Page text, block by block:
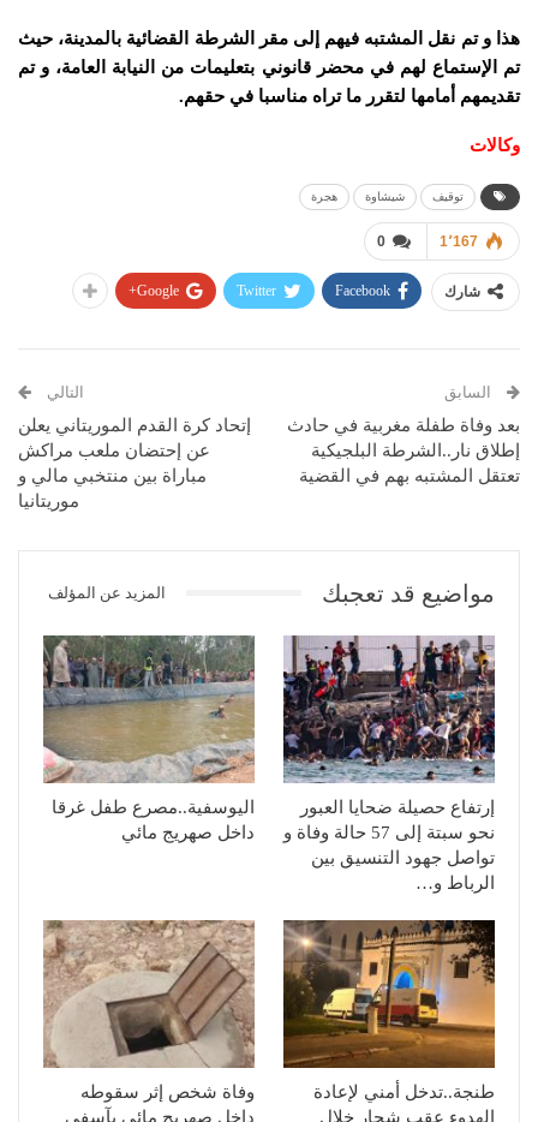
هذا و تم نقل المشتبه فيهم إلى مقر الشرطة القضائية بالمدينة، حيث
تم الإستماع لهم في محضر قانوني بتعليمات من النيابة العامة، و تم
تقديمهم أمامها لتقرر ما تراه مناسبا في حقهم.
وكالات
توقيف شيشاوة هجرة
0 1٬167
شارك Facebook
Twitter
Google+
السابق
بعد وفاة طفلة مغربية في حادث
إطلاق نار..الشرطة البلجيكية
تعتقل المشتبه بهم في القضية
التالي
إتحاد كرة القدم الموريتاني يعلن
عن إحتضان ملعب مراكش
مباراة بين منتخبي مالي و
موريتانيا
مواضيع قد تعجبك المزيد عن المؤلف
إرتفاع حصيلة ضحايا العبور
نحو سبتة إلى 57 حالة وفاة و
تواصل جهود التنسيق بين
الرباط و…
اليوسفية..مصرع طفل غرقا
داخل صهريج مائي
طنجة..تدخل أمني لإعادة
الهدوء عقب شجار خلال
وفاة شخص إثر سقوطه
داخل صهريج مائي بآسفي